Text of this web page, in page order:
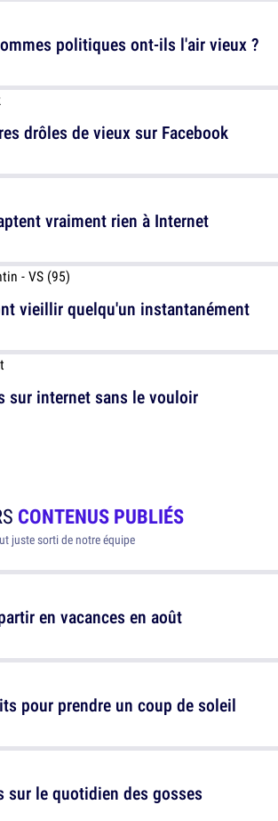
politiques ont-ils l'air vieux ?
vraiment rien à Internet
sur internet sans le vouloir
drôles de vieux sur Facebook
vieillir quelqu'un instantanément
CONTENUS PUBLIÉS
juste sorti de notre équipe
en vacances en août
le quotidien des gosses
pour prendre un coup de soleil